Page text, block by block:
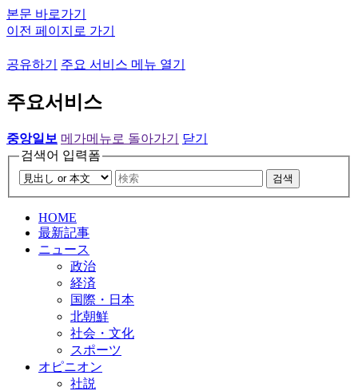
본문 바로가기
이전 페이지로 가기
공유하기 주요 서비스 메뉴 열기
주요서비스
중앙일보 메가메뉴로 돌아가기
닫기
검색어 입력폼
검색
HOME
最新記事
ニュース
政治
経済
国際・日本
北朝鮮
社会・文化
スポーツ
オピニオン
社説